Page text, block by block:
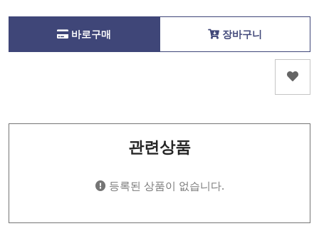
바로구매 장바구니
관련상품
등록된 상품이 없습니다.